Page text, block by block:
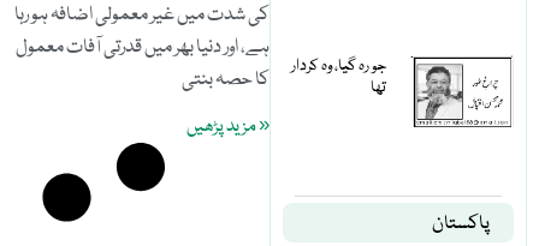
جو رہ گیا، وہ کردار
تھا
پاکستان
کی شدت میں غیر معمولی اضافہ ہو رہا
ہے، اور دنیا بھر میں قدرتی آفات معمول
کا حصہ بنتی
« مزید پڑھیں